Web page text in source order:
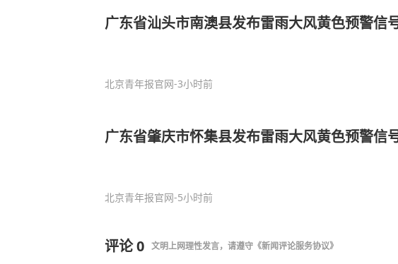
广东省汕头市南澳县发布雷雨大风黄色预警信
北京青年报官网-3小时前
广东省肇庆市怀集县发布雷雨大风黄色预警信
北京青年报官网-5小时前
评论0 文明上网理性发言，请遵守 《新闻评论服务协议》